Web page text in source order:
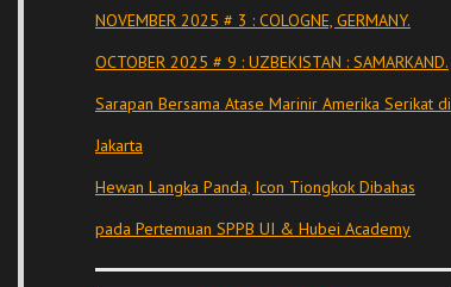
NOVEMBER 2025 # 3 : COLOGNE, GERMANY.
OCTOBER 2025 # 9 : UZBEKISTAN : SAMARKAND.
Sarapan Bersama Atase Marinir Amerika Serikat di
Jakarta
Hewan Langka Panda, Icon Tiongkok Dibahas
pada Pertemuan SPPB UI & Hubei Academy